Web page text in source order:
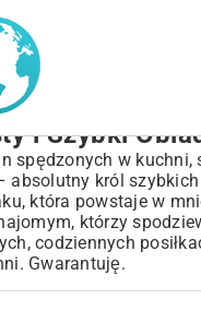
i Szybki
spędzonych w
absolutny król
która powstaje w
którzy
codziennych
Gwarantuję.